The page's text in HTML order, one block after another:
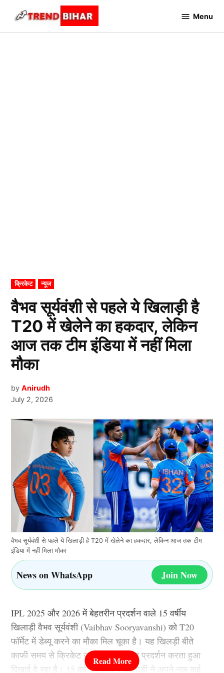
content
Bihar
Menu
POSTED
IN
क्रिकेट न्यूज
वैभव सूर्यवंशी से पहले ये खिलाड़ी है
T20 में खेलेने का हकदार, लेकिन
आज तक टीम इंडिया में नहीं मिला
मौका
by Anirudh
July 2, 2026
वैभव सूर्यवंशी से पहले ये खिलाड़ी है T20 में खेलेने का हकदार, लेकिन आज तक टीम
इंडिया में नहीं मिला मौका
News on WhatsApp Join Now
IPL 2025 और 2026 में बेहतरीन प्रदर्शन वाले 15 वर्षीय
खिलाड़ी वैभव सूर्यवंशी (Vaibhav Sooryavanshi) को T20
फॉर्मेट में डेब्यू करने का मौका मिल चूका है। यह खिलड़ी बीते
काफी समय से क्रिकेट जगत में कमाल का प्रदर्शन करता हुआ
दिखाई दे रहा है। 15 वर्ष की उम्र में खिलाड़ी ने अपने नाम कई